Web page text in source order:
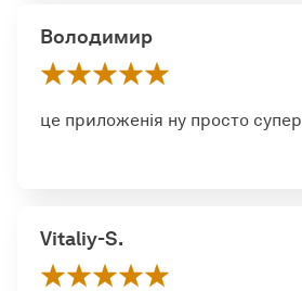
Володимир
це приложенія ну просто супер
Vitaliy-S.